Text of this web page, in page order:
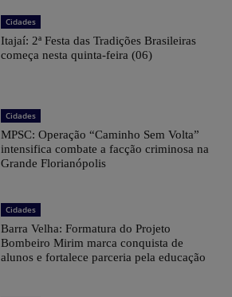
Cidades
​Itajaí: 2ª Festa das Tradições Brasileiras
começa nesta quinta-feira (06)
Cidades
MPSC: Operação “Caminho Sem Volta”
intensifica combate a facção criminosa na
Grande Florianópolis
Cidades
Barra Velha: Formatura do Projeto
Bombeiro Mirim marca conquista de
alunos e fortalece parceria pela educação